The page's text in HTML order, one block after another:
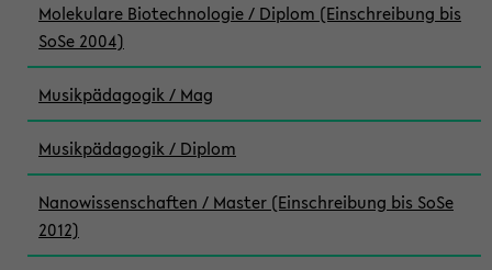
Molekulare Biotechnologie / Diplom (Einschreibung bis
SoSe 2004)
Musikpädagogik / Mag
Musikpädagogik / Diplom
Nanowissenschaften / Master (Einschreibung bis SoSe
2012)